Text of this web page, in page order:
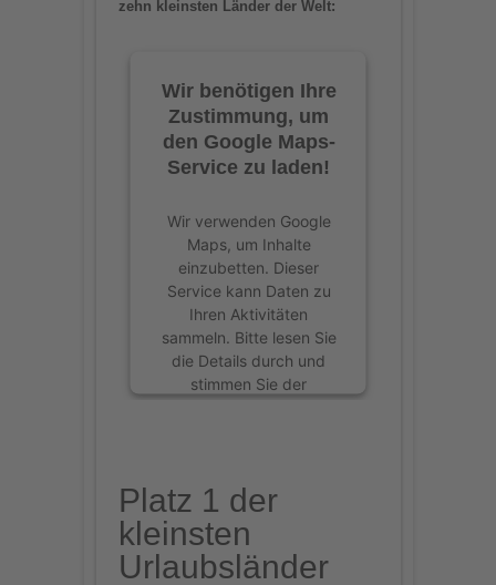
zehn kleinsten Länder der Welt:
Wir benötigen Ihre
Zustimmung, um
den Google Maps-
Service zu laden!
Wir verwenden Google
Maps, um Inhalte
einzubetten. Dieser
Service kann Daten zu
Ihren Aktivitäten
sammeln. Bitte lesen Sie
die Details durch und
stimmen Sie der
Mehr Informationen
Akzeptieren
Platz 1 der
kleinsten
Urlaubsländer